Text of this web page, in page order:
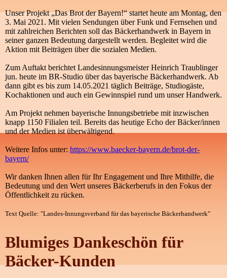
Unser Projekt „Das Brot der Bayern!“ startet heute am Montag, den
3. Mai 2021. Mit vielen Sendungen über Funk und Fernsehen und
mit zahlreichen Berichten soll das Bäckerhandwerk in Bayern in
seiner ganzen Bedeutung dargestellt werden. Begleitet wird die
Aktion mit Beiträgen über die sozialen Medien.
Zum Auftakt berichtet Landesinnungsmeister Heinrich Traublinger
jun. heute im BR-Studio über das bayerische Bäckerhandwerk. Ab
dann gibt es bis zum 14.05.2021 täglich Beiträge, Studiogäste,
Kochaktionen und auch ein Gewinnspiel rund um unser Handwerk.
Am Projekt nehmen bayerische Innungsbetriebe mit inzwischen
knapp 1150 Filialen teil. Bereits das heutige Echo der Bäcker/innen
und der Medien ist überwältigend.
Weitere Infos unter: https://www.baecker-bayern.de/brot-der-
bayern/
Wir danken Ihnen allen für Ihr Engagement und Ihre Mithilfe, die
Bedeutung und den Wert unseres Bäckerberufs in den Fokus der
Öffentlichkeit zu rücken.
Text Quelle: "Landes-Innungsverband für das bayerische Bäckerhandwerk"
Blumiges Dankeschön für
Bäcker-Kunden